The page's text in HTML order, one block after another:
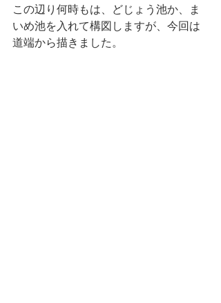
この辺り何時もは、どじょう池か、ま
いめ池を入れて構図しますが、今回は
道端から描きました。